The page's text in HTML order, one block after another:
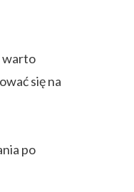
warto
się na
po